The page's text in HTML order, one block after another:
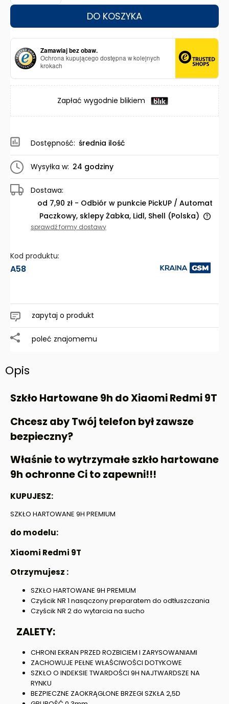
DO KOSZYKA
Zamawiaj bez obaw.
Ochrona kupującego dostępna w kolejnych
krokach
Zapłać wygodnie blikiem
Dostępność: średnia ilość
Wysyłka w: 24 godziny
Dostawa:
od 7,90 zł - Odbiór w punkcie PickUP / Automat
Paczkowy, sklepy Żabka, Lidl, Shell (Polska)
Cena nie zawiera ewentualnych kosztów płatności
sprawdź formy dostawy
Kod produktu:
A58
zapytaj o produkt
poleć znajomemu
Opis
Szkło Hartowane 9h do Xiaomi Redmi 9T
Chcesz aby Twój telefon był zawsze
bezpieczny?
Właśnie to wytrzymałe szkło hartowane
9h ochronne Ci to zapewni!!!
KUPUJESZ:
SZKŁO HARTOWANE 9H PREMIUM
do modelu:
Xiaomi Redmi 9T
Otrzymujesz :
SZKŁO HARTOWANE 9H PREMIUM
Czyścik NR 1 nasączony preparatem do odtłuszczania
Czyścik NR 2 do wytarcia na sucho
ZALETY:
CHRONI EKRAN PRZED ROZBICIEM I ZARYSOWANIAMI
ZACHOWUJE PEŁNE WŁAŚCIWOŚCI DOTYKOWE
SZKŁO O INDEKSIE TWARDOŚCI 9H NAJTWARDSZE NA
RYNKU
BEZPIECZNE ZAOKRĄGLONE BRZEGI SZKŁA 2,5D